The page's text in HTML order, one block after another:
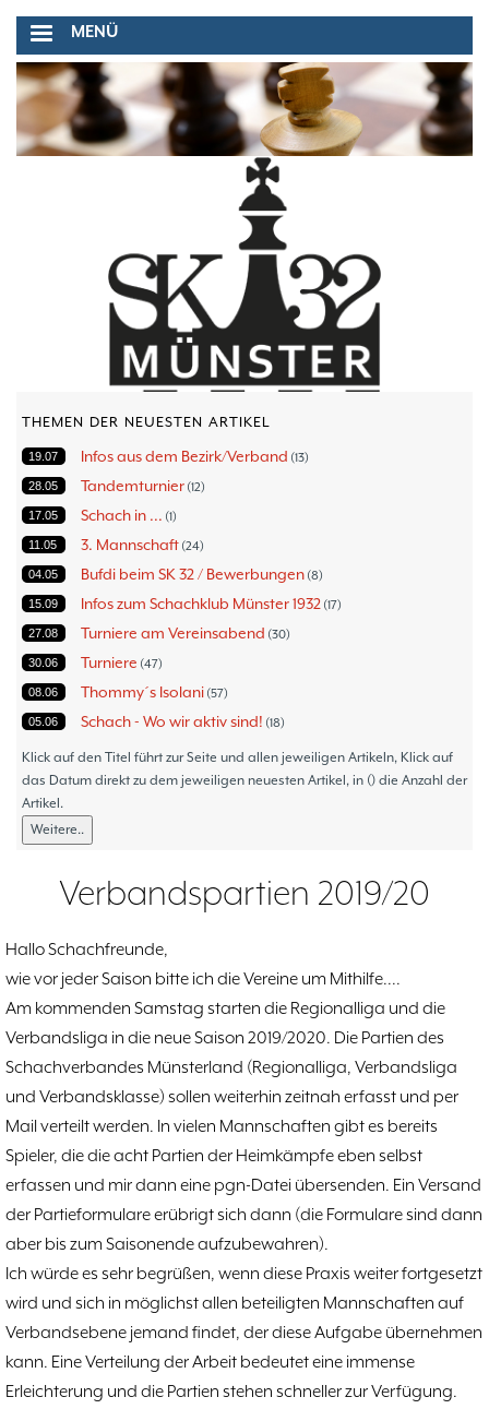
Inhalt
MENÜ
THEMEN DER NEUESTEN ARTIKEL
19.07 Infos aus dem Bezirk/Verband 13
28.05 Tandemturnier 12
17.05 Schach in ... 1
11.05 3. Mannschaft 24
04.05 Bufdi beim SK 32 / Bewerbungen 8
15.09 Infos zum Schachklub Münster 1932 17
27.08 Turniere am Vereinsabend 30
30.06 Turniere 47
08.06 Thommy´s Isolani 57
05.06 Schach - Wo wir aktiv sind! 18
11.05 Bezirksturniere 1
05.05 Frauenmannschaft 6
09.10
Jugendmannschaften
Landesebene 10
28.02 Blitz-/Schnellschach-Grandprix
17.08 Hammerstraßenfest 3
21.05 Hiltruper Frühlingsfest/Resümee 2
21.05 Schach in der JVA 2
16.02 Problemschach 5
19.01 Jubiläums-Turniere 2
21.12
Kinder und Jugendliche - Schachjugend
Münster
18
21.12
Jugendtraining
2
20.09 2. Mannschaft 10
24.02 1. Mannschaft 37
29.07 Mannschaften 4
13.05 Stadtmeisterschaften 10
07.03 Ehrenamtliche Helfer 17
27.02 Social Media 4
Klick auf den Titel führt zur Seite und allen jeweiligen Artikeln, Klick auf
das Datum direkt zu dem jeweiligen neuesten Artikel, in () die Anzahl der
Artikel.
Weitere..
Verbandspartien 2019/20
Hallo Schachfreunde,
wie vor jeder Saison bitte ich die Vereine um Mithilfe....
Am kommenden Samstag starten die Regionalliga und die
Verbandsliga in die neue Saison 2019/2020. Die Partien des
Schachverbandes Münsterland (Regionalliga, Verbandsliga
und Verbandsklasse) sollen weiterhin zeitnah erfasst und per
Mail verteilt werden. In vielen Mannschaften gibt es bereits
Spieler, die die acht Partien der Heimkämpfe eben selbst
erfassen und mir dann eine pgn-Datei übersenden. Ein Versand
der Partieformulare erübrigt sich dann (die Formulare sind dann
aber bis zum Saisonende aufzubewahren).
Ich würde es sehr begrüßen, wenn diese Praxis weiter fortgesetzt
wird und sich in möglichst allen beteiligten Mannschaften auf
Verbandsebene jemand findet, der diese Aufgabe übernehmen
kann. Eine Verteilung der Arbeit bedeutet eine immense
Erleichterung und die Partien stehen schneller zur Verfügung.